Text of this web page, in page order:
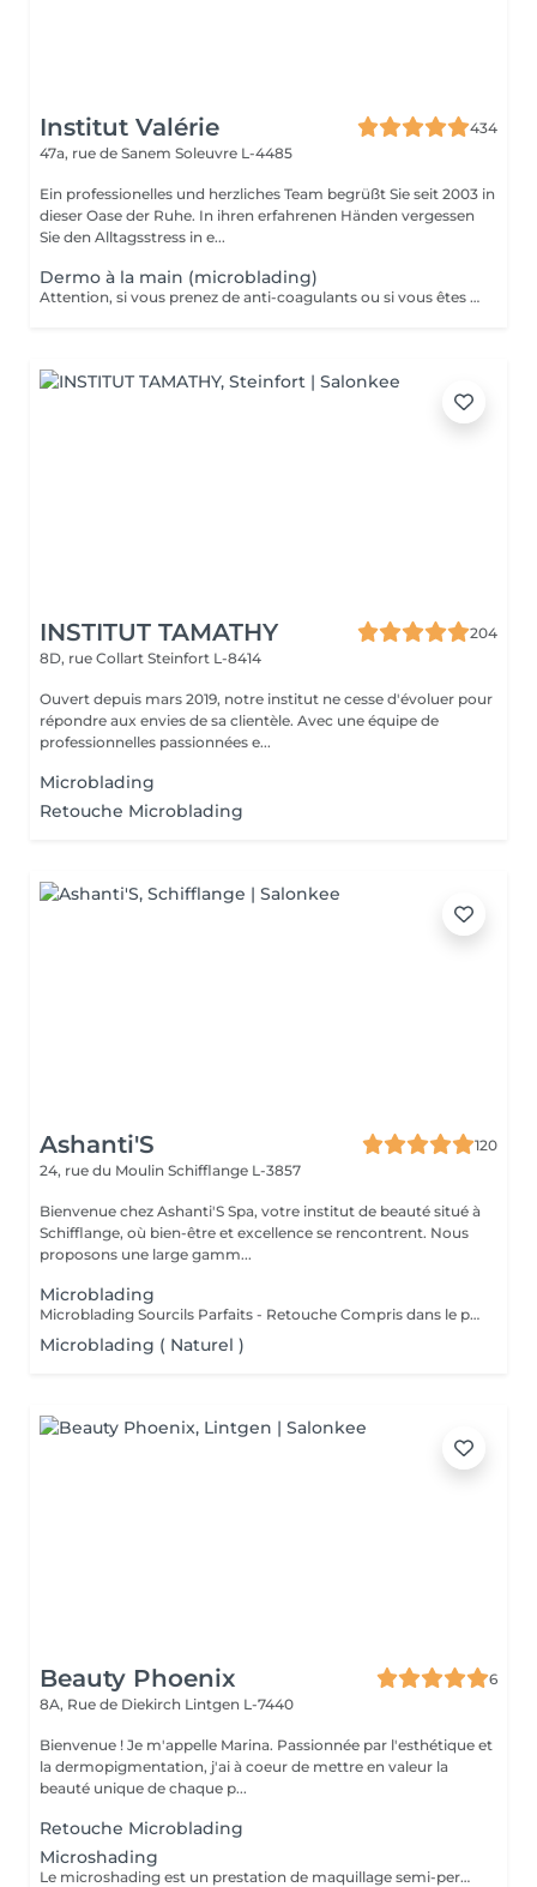
Institut Valérie
434
47a, rue de Sanem Soleuvre L-4485
Ein professionelles und herzliches Team begrüßt Sie seit 2003 in
dieser Oase der Ruhe. In ihren erfahrenen Händen vergessen
Sie den Alltagsstress in e...
Dermo à la main (microblading)
Attention, si vous prenez de anti-coagulants ou si vous êtes diabétiques, veuillez d'abord nous consulter par téléphone avant de prendre rendez-vous!! Redessine vos sourcils avec des pigments naturels qui tiennent entre 10 et 12 mois il est conseillé de le faire uniquement dans les périodes non ensoleillées et 5-6 semaines avant un départ en vacances afin que la tenue soit au maximum!
INSTITUT TAMATHY
204
8D, rue Collart Steinfort L-8414
Ouvert depuis mars 2019, notre institut ne cesse d'évoluer pour
répondre aux envies de sa clientèle. Avec une équipe de
professionnelles passionnées e...
Microblading
Retouche Microblading
Ashanti'S
120
24, rue du Moulin Schifflange L-3857
Bienvenue chez Ashanti'S Spa, votre institut de beauté situé à
Schifflange, où bien-être et excellence se rencontrent. Nous
proposons une large gamm...
Microblading
Microblading Sourcils Parfaits - Retouche Compris dans le prix. Un sourcil dessiné avec précision poil à poil, pour un résultat ultra-naturel qui sublime votre regard. Chaque prestation est personnalisée selon la forme de votre visage, votre style et vos envies, pour un effet harmonieux et élégant. Bienfaits : Sourcils pleins et parfaitement dessinés Résultat naturel, comme vos vrais poils Gain de temps au quotidien : fini le maquillage des sourcils Retouche possible pour un effet durable Résultat : un regard sublimé, structuré et naturel, qui attire tous les regards Sur rendez-vous !
Microblading ( Naturel )
Beauty Phoenix
6
8A, Rue de Diekirch Lintgen L-7440
Bienvenue ! Je m'appelle Marina. Passionnée par l'esthétique et
la dermopigmentation, j'ai à coeur de mettre en valeur la
beauté unique de chaque p...
Retouche Microblading
Microshading
Le microshading est un prestation de maquillage semi-permanent. Pour sublimer votre regard, harmoniser votre ligne de sourcils. Rendu visuel affect poudrée.